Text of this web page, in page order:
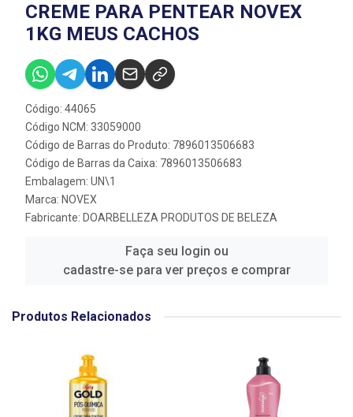
CREME PARA PENTEAR NOVEX
1KG MEUS CACHOS
Código: 44065
Código NCM: 33059000
Código de Barras do Produto: 7896013506683
Código de Barras da Caixa: 7896013506683
Embalagem: UN\1
Marca: NOVEX
Fabricante: DOARBELLEZA PRODUTOS DE BELEZA
Faça seu login ou
cadastre-se para ver preços e comprar
Produtos Relacionados